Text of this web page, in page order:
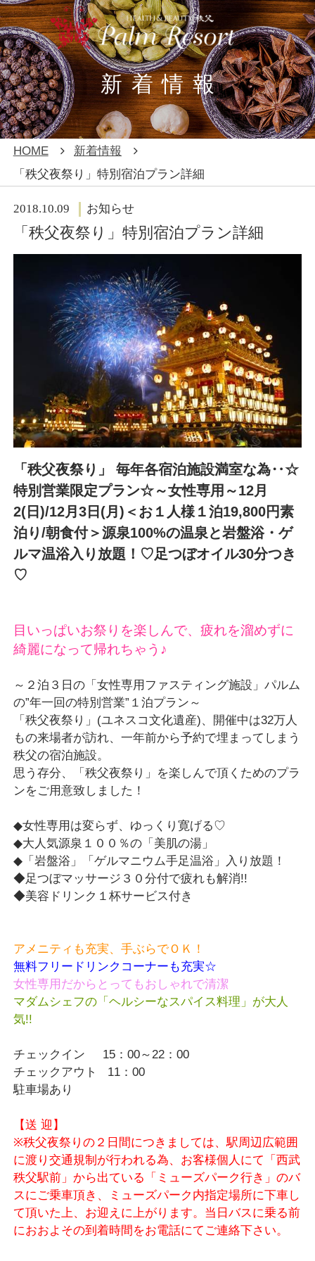
新着情報
HOME
新着情報
「秩父夜祭り」特別宿泊プラン詳細
2018.10.09 お知らせ
「秩父夜祭り」特別宿泊プラン詳細
「秩父夜祭り」 毎年各宿泊施設満室な為‥☆
特別営業限定プラン☆～女性専用～12月
2(日)/12月3日(月)＜お１人様１泊19,800円素
泊り/朝食付＞源泉100%の温泉と岩盤浴・ゲ
ルマ温浴入り放題！♡足つぼオイル30分つき
♡
目いっぱいお祭りを楽しんで、疲れを溜めずに
綺麗になって帰れちゃう♪
～２泊３日の「女性専用ファスティング施設」パルム
の”年一回の特別営業”１泊プラン～
「秩父夜祭り」(ユネスコ文化遺産)、開催中は32万人
もの来場者が訪れ、一年前から予約で埋まってしまう
秩父の宿泊施設。
思う存分、「秩父夜祭り」を楽しんで頂くためのプラ
ンをご用意致しました！
◆女性専用は変らず、ゆっくり寛げる♡
◆大人気源泉１００％の「美肌の湯」
◆「岩盤浴」「ゲルマニウム手足温浴」入り放題！
◆足つぼマッサージ３０分付で疲れも解消!!
◆美容ドリンク１杯サービス付き
アメニティも充実、手ぶらでＯＫ！
無料フリードリンクコーナーも充実☆
女性専用だからとってもおしゃれで清潔
マダムシェフの「ヘルシーなスパイス料理」が大人
気!!
チェックイン 15：00～22：00
チェックアウト 11：00
駐車場あり
【送 迎】
※秩父夜祭りの２日間につきましては、駅周辺広範囲
に渡り交通規制が行われる為、お客様個人にて「西武
秩父駅前」から出ている「ミューズパーク行き」のバ
スにご乗車頂き、ミューズパーク内指定場所に下車し
て頂いた上、お迎えに上がります。当日バスに乗る前
におおよその到着時間をお電話にてご連絡下さい。
REBORN エステ
ファスティング
ヨガ・レジャー
温泉・館内
アメニティ・客
新着情報
／お問い合わせ
ご宿泊予約
お問い合わせ・ご予約はこちら
0494-26-5636
【受付時間】10:00～20:00
CLOSE